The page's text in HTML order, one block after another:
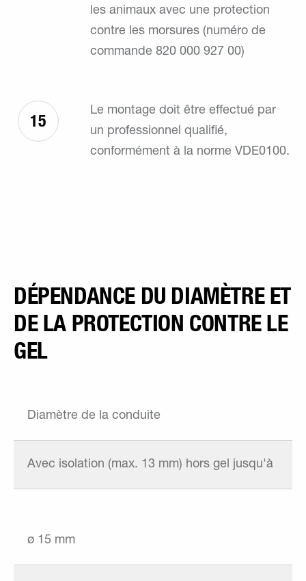
les animaux avec une protection
contre les morsures (numéro de
commande 820 000 927 00)
15
Le montage doit être effectué par
un professionnel qualifié,
conformément à la norme VDE0100.
DÉPENDANCE DU DIAMÈTRE ET
DE LA PROTECTION CONTRE LE
GEL
Diamètre de la conduite
Avec isolation (max. 13 mm) hors gel jusqu'à
ø 15 mm